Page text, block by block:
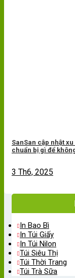
SanSan cập nhật
chuẩn bị gì để
3 Th6, 2025
In Bao Bì
In Túi Giấy
In Túi Nilon
Túi Siêu Thị
Túi Thời Trang
Túi Trà Sữa